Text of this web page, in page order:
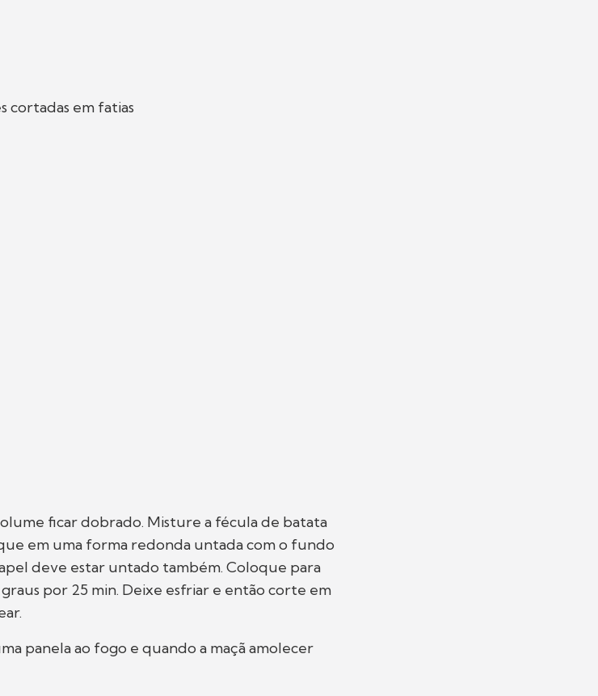
cortadas em fatias
ficar dobrado. Misture a fécula de batata
em uma forma redonda untada com o fundo
deve estar untado também. Coloque para
por 25 min. Deixe esfriar e então corte em
panela ao fogo e quando a maçã amolecer